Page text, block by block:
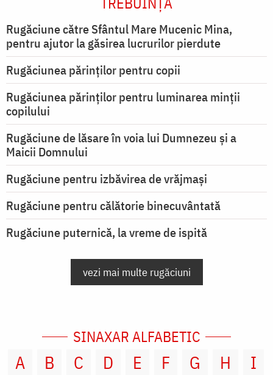
Rugăciune către Sfântul Mare Mucenic Mina,
pentru ajutor la găsirea lucrurilor pierdute
Rugăciunea părinților pentru copii
Rugăciunea părinților pentru luminarea minţii
copilului
Rugăciune de lăsare în voia lui Dumnezeu şi a
Maicii Domnului
Rugăciune pentru izbăvirea de vrăjmași
Rugăciune pentru călătorie binecuvântată
Rugăciune puternică, la vreme de ispită
vezi mai multe rugăciuni
SINAXAR ALFABETIC
A B C D E F G H
I